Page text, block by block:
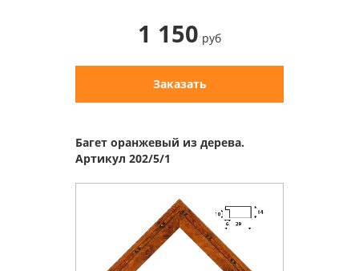
1 150 руб
Заказать
Багет оранжевый из дерева.
Артикул 202/5/1